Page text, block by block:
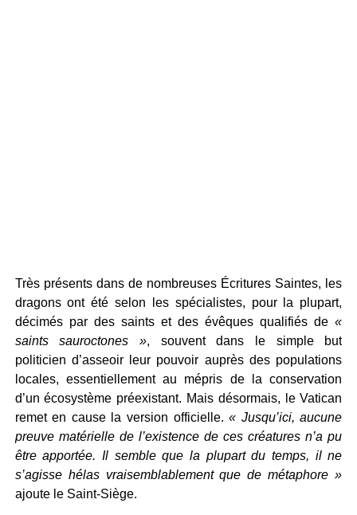
Très présents dans de nombreuses Écritures Saintes, les
dragons ont été selon les spécialistes, pour la plupart,
décimés par des saints et des évêques qualifiés de«
saints sauroctones », souvent dans le simple but
politicien d’asseoir leur pouvoir auprès des populations
locales, essentiellement au mépris de la conservation
d’un écosystème préexistant. Mais désormais, le Vatican
remet en cause la version officielle.« Jusqu’ici, aucune
preuve matérielle de l’existence de ces créatures n’a pu
être apportée. Il semble que la plupart du temps, il ne
s’agisse hélas vraisemblablement que de métaphore »
ajoute le Saint-Siège.